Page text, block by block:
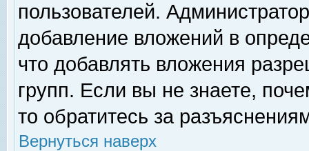
пользователей.
добавление вложений в
что добавлять вложения
групп. Если вы не знаете,
то обратитесь за
Вернуться наверх